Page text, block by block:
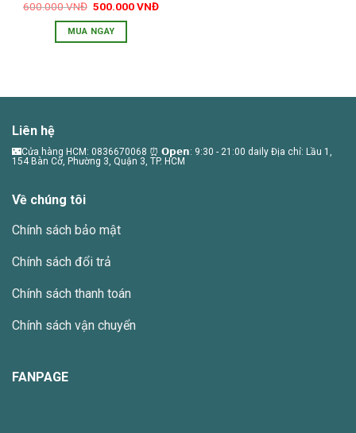
600.000VNĐ Giá
là:
600.000 VNĐ.
500.000VNĐGiá
MUA NGAY
Liên hệ
🌃Cửa hàng HCM: 0836670068 ⏰ 𝗢𝗽𝗲𝗻: 9:30 - 21:00 daily Địa chỉ: Lầu 1,
154 Bàn Cờ, Phường 3, Quận 3, TP. HCM
Về chúng tôi
Chính sách bảo mật
Chính sách đổi trả
Chính sách thanh toán
Chính sách vận chuyển
FANPAGE